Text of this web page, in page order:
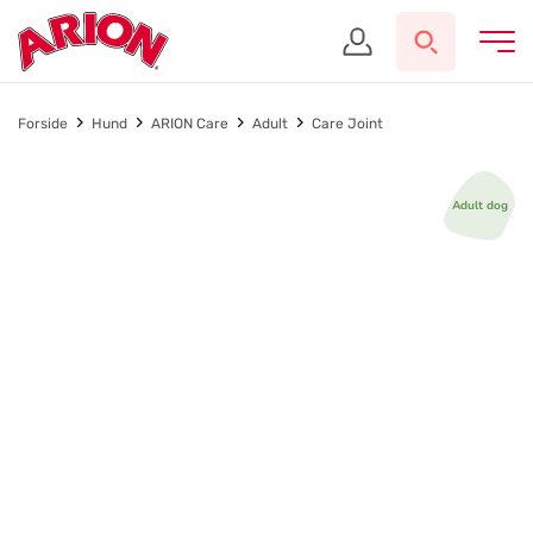
Forside Hund ARION Care Adult Care Joint
Adult dog